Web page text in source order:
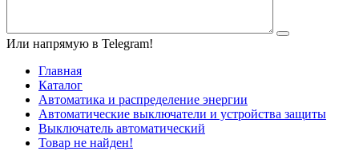
Или напрямую в Telegram!
Главная
Каталог
Автоматика и распределение энергии
Автоматические выключатели и устройства защиты
Выключатель автоматический
Товар не найден!